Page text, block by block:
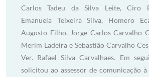
Carlos Tadeu da Silva Leite, Ciro
Emanuela Teixeira Silva, Homero
Augusto Filho, Jorge Carlos Carvalho
Merim Ladeira e Sebastião Carvalho
Ver. Rafael Silva Carvalhaes. Em
solicitou ao assessor de comunicação